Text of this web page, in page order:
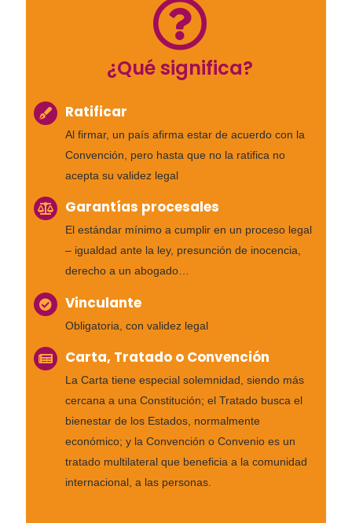
¿Qué significa?
Ratificar
Al firmar, un país afirma estar de acuerdo con la
Convención, pero hasta que no la ratifica no
acepta su validez legal
Garantías procesales
El estándar mínimo a cumplir en un proceso legal
– igualdad ante la ley, presunción de inocencia,
derecho a un abogado…
Vinculante
Obligatoria, con validez legal
Carta, Tratado o Convención
La Carta tiene especial solemnidad, siendo más
cercana a una Constitución; el Tratado busca el
bienestar de los Estados, normalmente
económico; y la Convención o Convenio es un
tratado multilateral que beneficia a la comunidad
internacional, a las personas.